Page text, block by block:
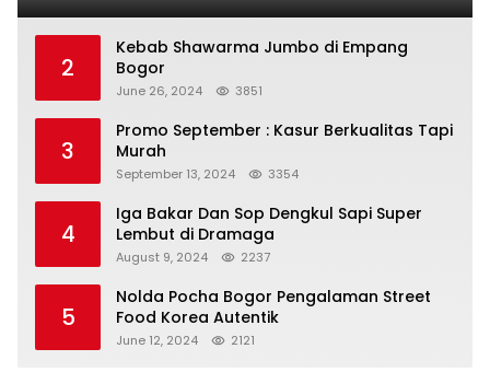
2
Kebab Shawarma Jumbo di Empang
Bogor
June 26, 2024 3851
3
Promo September : Kasur Berkualitas Tapi
Murah
September 13, 2024 3354
4
Iga Bakar Dan Sop Dengkul Sapi Super
Lembut di Dramaga
August 9, 2024 2237
5
Nolda Pocha Bogor Pengalaman Street
Food Korea Autentik
June 12, 2024 2121